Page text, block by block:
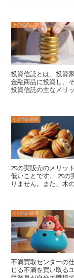
の広がりには、スマ
す。スマートフォン
有するマッチングが
問題の解決にも貢献
モノやサービスの需
きます。
その他の副業
投資信託とは 、投資
金融商品に投資し、
投資信託の主なメリ
信託、など様々な種
す。また、投資信託
されているため、簡
その他の副業
木の実販売のメリッ
低いことです。
木の
りません。また、木
トは安いですが、販
は、利益率の高いビ
需要が高いことです。
います。そのため、
っています。
その他の副業
不満買取センターの
じる不満を買い取る